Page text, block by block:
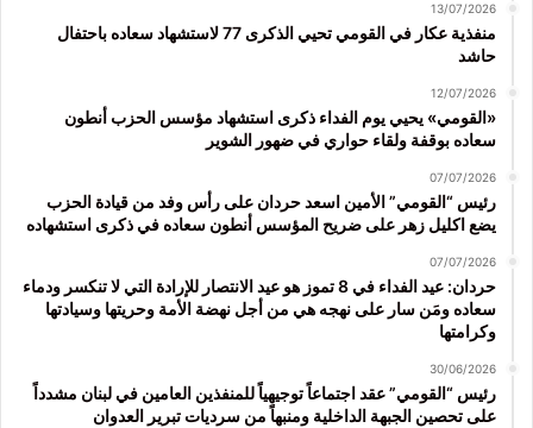
13/07/2026
منفذية عكار في القومي تحيي الذكرى 77 لاستشهاد سعاده باحتفال
حاشد
12/07/2026
«القومي» يحيي يوم الفداء ذكرى استشهاد مؤسس الحزب أنطون
سعاده بوقفة ولقاء حواري في ضهور الشوير
07/07/2026
رئيس “القومي” الأمين اسعد حردان على رأس وفد من قيادة الحزب
يضع اكليل زهر على ضريح المؤسس أنطون سعاده في ذكرى استشهاده
07/07/2026
حردان: عيد الفداء في 8 تموز هو عيد الانتصار للإرادة التي لا تنكسر ودماء
سعاده ومَن سار على نهجه هي من أجل نهضة الأمة وحريتها وسيادتها
وكرامتها
30/06/2026
رئيس “القومي” عقد اجتماعاً توجيهياً للمنفذين العامين في لبنان مشدداً
على تحصين الجبهة الداخلية ومنبهاً من سرديات تبرير العدوان